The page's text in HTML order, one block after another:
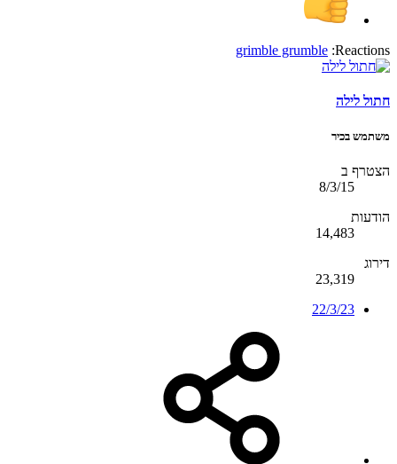
Reactions:
grimble grumble
חתול לילה
משתמש בכיר
הצטרף ב
8/3/15
הודעות
14,483
דירוג
23,319
22/3/23